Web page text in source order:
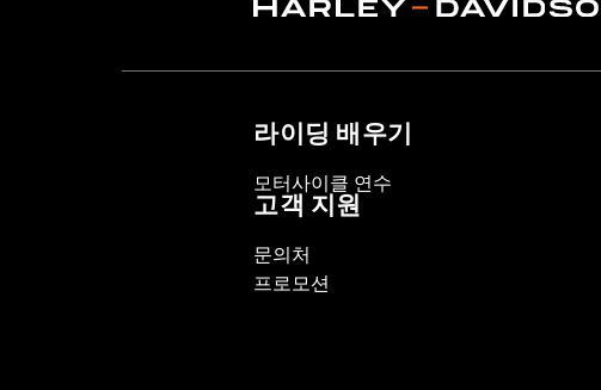
라이딩 배우기
모터사이클 연수
고객 지원
문의처
프로모션